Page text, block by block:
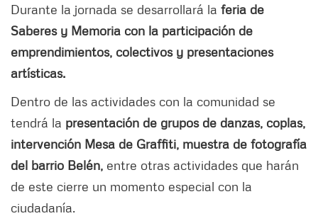
Durante la jornada se desarrollará la feria de
Saberes y Memoria con la participación de
emprendimientos, colectivos y presentaciones
artísticas.
Dentro de las actividades con la comunidad se
tendrá la presentación de grupos de danzas, coplas,
intervención Mesa de Graffiti, muestra de fotografía
del barrio Belén, entre otras actividades que harán
de este cierre un momento especial con la
ciudadanía.